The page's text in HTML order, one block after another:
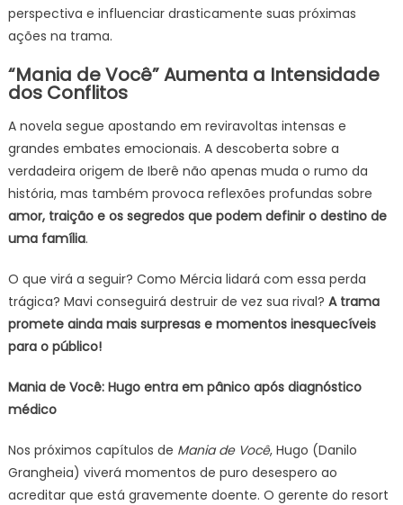
perspectiva e influenciar drasticamente suas próximas
ações na trama.
“Mania de Você” Aumenta a Intensidade
dos Conflitos
A novela segue apostando em reviravoltas intensas e
grandes embates emocionais. A descoberta sobre a
verdadeira origem de Iberê não apenas muda o rumo da
história, mas também provoca reflexões profundas sobre
amor, traição e os segredos que podem definir o destino de
uma família.
O que virá a seguir? Como Mércia lidará com essa perda
trágica? Mavi conseguirá destruir de vez sua rival? A trama
promete ainda mais surpresas e momentos inesquecíveis
para o público!
Mania de Você: Hugo entra em pânico após diagnóstico
médico
Nos próximos capítulos de Mania de Você, Hugo (Danilo
Grangheia) viverá momentos de puro desespero ao
acreditar que está gravemente doente. O gerente do resort